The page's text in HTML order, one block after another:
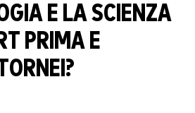
E LA SCIENZA
PRIMA E